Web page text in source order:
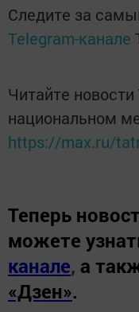
Следите за
Telegram-канале
Читайте новости
национальном
https://max.ru/
Теперь
можете
канале, а
«Дзен».